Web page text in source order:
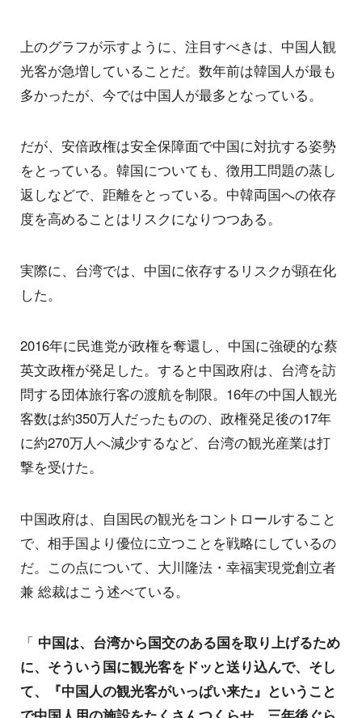
上のグラフが示すように、注目すべきは、中国人観
光客が急増していることだ。数年前は韓国人が最も
多かったが、今では中国人が最多となっている。
だが、安倍政権は安全保障面で中国に対抗する姿勢
をとっている。韓国についても、徴用工問題の蒸し
返しなどで、距離をとっている。中韓両国への依存
度を高めることはリスクになりつつある。
実際に、台湾では、中国に依存するリスクが顕在化
した。
2016年に民進党が政権を奪還し、中国に強硬的な蔡
英文政権が発足した。すると中国政府は、台湾を訪
問する団体旅行客の渡航を制限。16年の中国人観光
客数は約350万人だったものの、政権発足後の17年
に約270万人へ減少するなど、台湾の観光産業は打
撃を受けた。
中国政府は、自国民の観光をコントロールすること
で、相手国より優位に立つことを戦略にしているの
だ。この点について、大川隆法・幸福実現党創立者
兼 総裁はこう述べている。
「 中国は、台湾から国交のある国を取り上げるため
に、そういう国に観光客をドッと送り込んで、そし
て、『中国人の観光客がいっぱい来た』ということ